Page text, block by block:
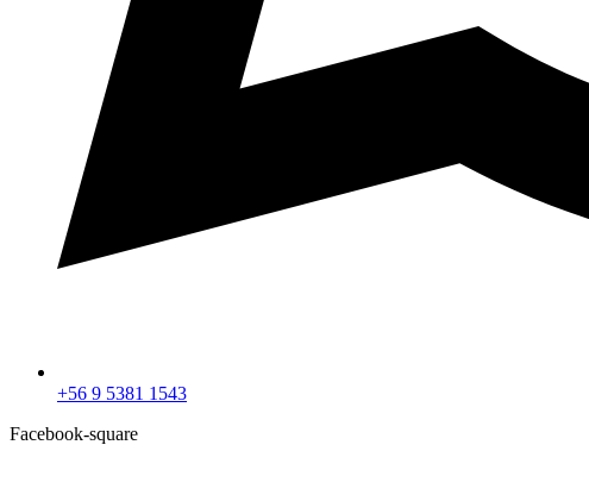
+56 9 5381 1543
Facebook-square